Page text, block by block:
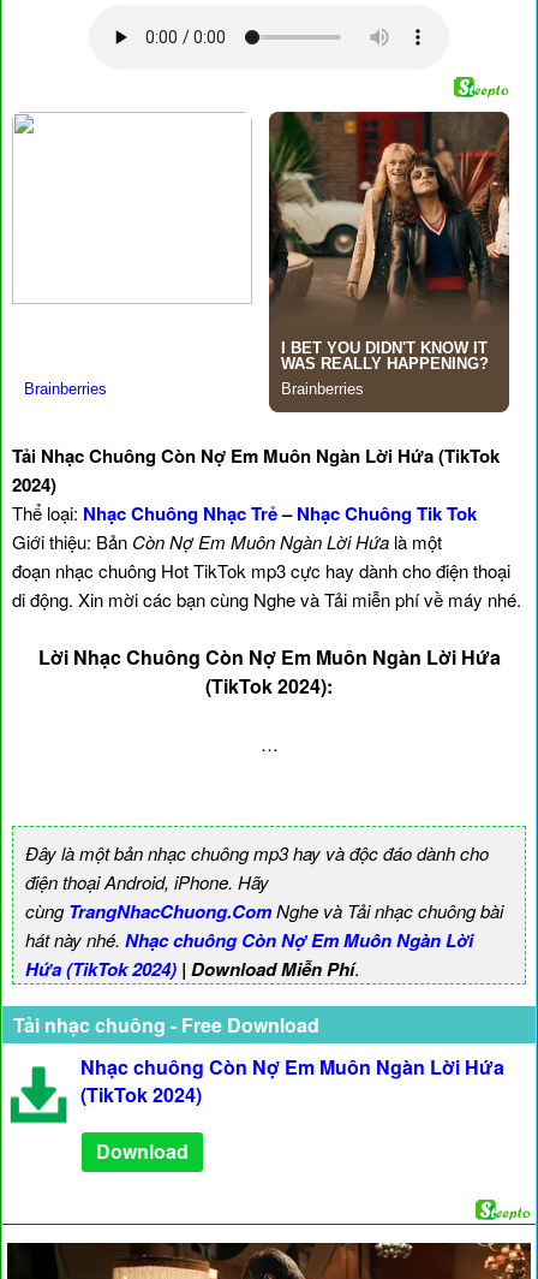
Tải Nhạc Chuông Còn Nợ Em Muôn Ngàn Lời Hứa (TikTok
2024)
Thể loại: Nhạc Chuông Nhạc Trẻ–Nhạc Chuông Tik Tok
Giới thiệu: Bản Còn Nợ Em Muôn Ngàn Lời Hứa là một
đoạn nhạc chuông Hot TikTok mp3 cực hay dành cho điện thoại
di động. Xin mời các bạn cùng Nghe và Tải miễn phí về máy nhé.
Lời Nhạc Chuông Còn Nợ Em Muôn Ngàn Lời Hứa
(TikTok 2024):
…
Đây là một bản nhạc chuông mp3 hay và độc đáo dành cho
điện thoại Android, iPhone. Hãy
cùngTrangNhacChuong.ComNghe và Tải nhạc chuông bài
hát này nhé. Nhạc chuông Còn Nợ Em Muôn Ngàn Lời
Hứa (TikTok 2024) | Download Miễn Phí.
Tải nhạc chuông - Free Download
Nhạc chuông Còn Nợ Em Muôn Ngàn Lời Hứa
(TikTok 2024)
Download